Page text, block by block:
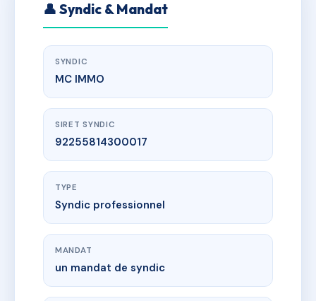
👤 Syndic & Mandat
SYNDIC
MC IMMO
SIRET SYNDIC
92255814300017
TYPE
Syndic professionnel
MANDAT
un mandat de syndic